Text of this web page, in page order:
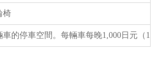
椅
車的停車空間。每輛車每晚1,000日元